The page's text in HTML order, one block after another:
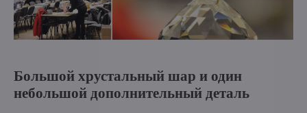
Большой хрустальный шар и один
небольшой дополнительный деталь